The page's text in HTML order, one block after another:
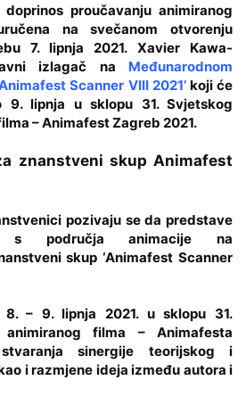
proučavanju animiranog
nasvečanom otvorenju
7. lipnja 2021. Xavier Kawa-
izlagač na Međunarodnom
Scanner VIII 2021’ koji će
9. lipnja u sklopu 31. Svjetskog
– Animafest Zagreb 2021.
znanstveni skup Animafest
pozivaju se da predstave
s područja animacije na
skup ‘Animafest Scanner
8. – 9. lipnja 2021. u sklopu 31.
filma – Animafesta
sinergije teorijskog i
i razmjene ideja između autora i